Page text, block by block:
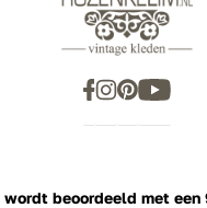
wordt beoordeeld met een